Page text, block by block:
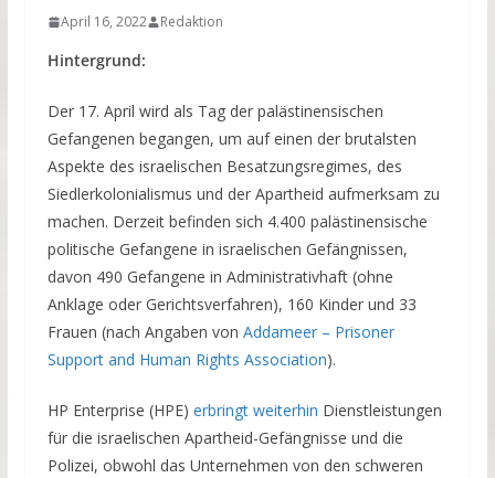
April 16, 2022 Redaktion
Hintergrund:
Der 17. April wird als Tag der palästinensischen
Gefangenen begangen, um auf einen der brutalsten
Aspekte des israelischen Besatzungsregimes, des
Siedlerkolonialismus und der Apartheid aufmerksam zu
machen. Derzeit befinden sich 4.400 palästinensische
politische Gefangene in israelischen Gefängnissen,
davon 490 Gefangene in Administrativhaft (ohne
Anklage oder Gerichtsverfahren), 160 Kinder und 33
Frauen (nach Angaben von Addameer – Prisoner
Support and Human Rights Association).
HP Enterprise (HPE) erbringt weiterhin Dienstleistungen
für die israelischen Apartheid-Gefängnisse und die
Polizei, obwohl das Unternehmen von den schweren